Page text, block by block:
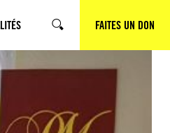
RECHERCHEFAITES UN DON